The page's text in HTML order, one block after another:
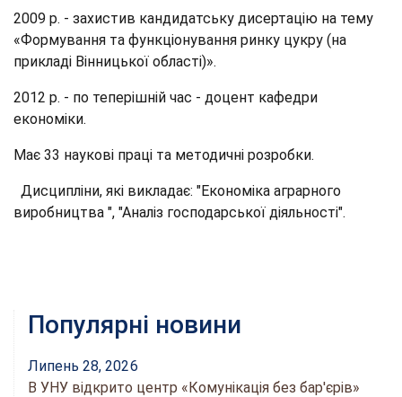
2009 р. - захистив кандидатську дисертацію на тему
«Формування та функціонування ринку цукру (на
прикладі Вінницької області)».
2012 р. - по теперішній час - доцент кафедри
економіки.
Має 33 наукові праці та методичні розробки.
Дисципліни, які викладає: "Економіка аграрного
виробництва ", "Аналіз господарської діяльності".
Популярні новини
Липень 28, 2026
В УНУ відкрито центр «Комунікація без бар'єрів»